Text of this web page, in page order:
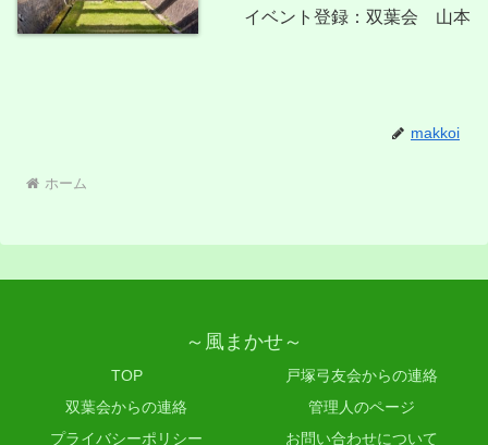
イベント登録：双葉会 山本
makkoi
ホーム
～風まかせ～
TOP
戸塚弓友会からの連絡
双葉会からの連絡
管理人のページ
プライバシーポリシー
お問い合わせについて